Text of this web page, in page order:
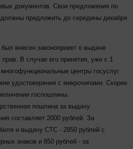
документов. Свои предложения по
предложить до середины декабря
внесен законопроект о выдаче
прав. В случае его принятия, уже с 1
центры госуслуг
удостоверения с микрочипами. Скорее
госпошлины.
пошлина за выдачу
составляет 2000 рублей. За
и выдачу СТС - 2850 рублей с
знаков и 850 рублей - за